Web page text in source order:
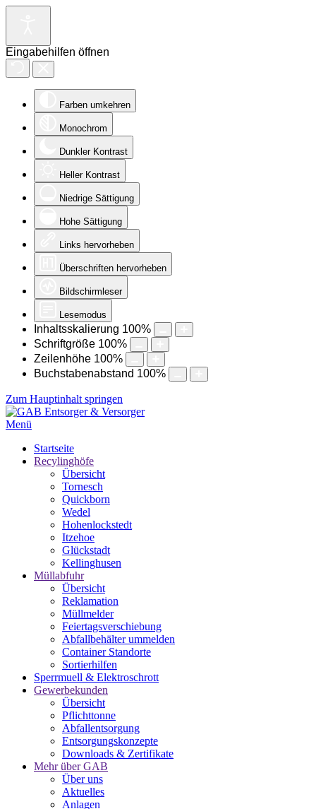
Eingabehilfen öffnen
Farben umkehren
Monochrom
Dunkler Kontrast
Heller Kontrast
Niedrige Sättigung
Hohe Sättigung
Links hervorheben
Überschriften hervorheben
Bildschirmleser
Lesemodus
Inhaltsskalierung 100%
Schriftgröße 100%
Zeilenhöhe 100%
Buchstabenabstand 100%
Zum Hauptinhalt springen
Menü
Startseite
Recylinghöfe
Übersicht
Tornesch
Quickborn
Wedel
Hohenlockstedt
Itzehoe
Glückstadt
Kellinghusen
Müllabfuhr
Übersicht
Reklamation
Müllmelder
Feiertagsverschiebung
Abfallbehälter ummelden
Container Standorte
Sortierhilfen
Sperrmuell & Elektroschrott
Gewerbekunden
Übersicht
Pflichttonne
Abfallentsorgung
Entsorgungskonzepte
Downloads & Zertifikate
Mehr über GAB
Über uns
Aktuelles
Anlagen